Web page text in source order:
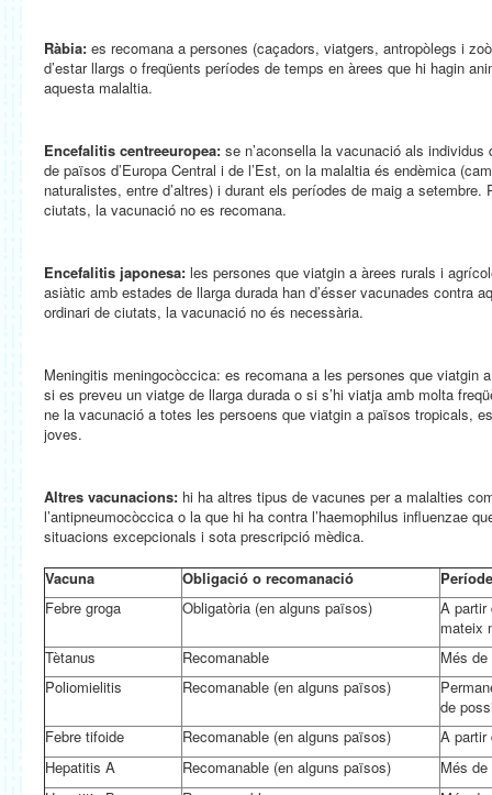
Ràbia: es recomana a persones (caçadors, viatgers, antropòlegs i
d’estar llargs o freqüents períodes de temps en àrees que hi hagin
aquesta malaltia.
Encefalitis centreeuropea: se n’aconsella la vacunació als
de països d’Europa Central i de l’Est, on la malaltia és endèmica
naturalistes, entre d’altres) i durant els períodes de maig a setembre.
ciutats, la vacunació no es recomana.
Encefalitis japonesa: les persones que viatgin a àrees rurals i
asiàtic amb estades de llarga durada han d’ésser vacunades contra
ordinari de ciutats, la vacunació no és necessària.
Meningitis meningocòccica: es recomana a les persones que viatgin
si es preveu un viatge de llarga durada o si s’hi viatja amb molta
ne la vacunació a totes les persoens que viatgin a països tropicals,
joves.
Altres vacunacions: hi ha altres tipus de vacunes per a malalties
l’antipneumocòccica o la que hi ha contra l’haemophilus influenzae
situacions excepcionals i sota prescripció mèdica.
Vacuna
Obligació o recomanació
Febre groga
Obligatòria (en alguns països)
A partir
mateix
Tètanus
Recomanable
Més
Poliomielitis
Recomanable (en alguns països)
de
Febre tifoide
Recomanable (en alguns països)
A partir
Hepatitis A
Recomanable (en alguns països)
Més